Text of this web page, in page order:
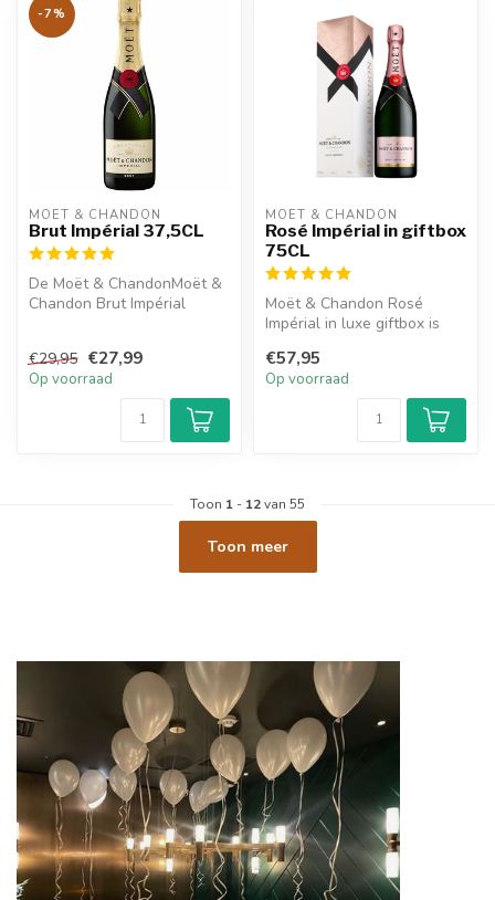
-7%
MOËT & CHANDON
Brut Impérial 37,5CL
De Moët & ChandonMoët &
Chandon Brut Impérial
€29,95 €27,99
Op voorraad
MOËT & CHANDON
Rosé Impérial in giftbox
75CL
Moët & Chandon Rosé
Impérial in luxe giftbox is
Levendig en ...
€57,95
Op voorraad
Toon 1 - 12van 55
Toon meer